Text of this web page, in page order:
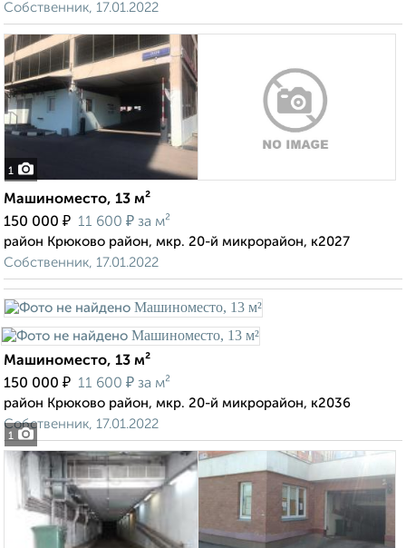
Собственник, 17.01.2022
1
Машиноместо, 13 м²
150 000 ₽ 11 600 ₽ за м²
район Крюково район, мкр. 20-й микрорайон, к2027
Собственник, 17.01.2022
1
Машиноместо, 13 м²
150 000 ₽ 11 600 ₽ за м²
район Крюково район, мкр. 20-й микрорайон, к2036
Собственник, 17.01.2022